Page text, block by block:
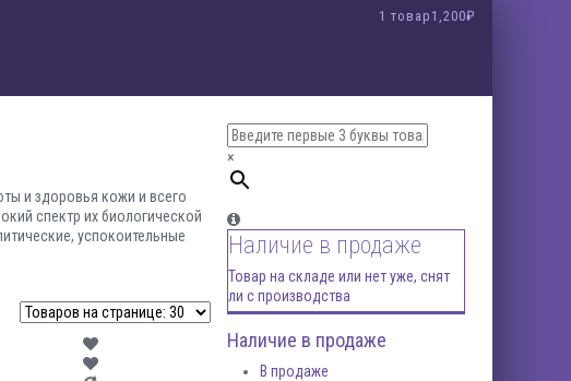
1 товар 1,200₽
и здоровья кожи и всего
спектр их биологической
успокоительные
×
Наличие в продаже
Товар на складе или нет уже, снят
ли с производства
Наличие в продаже
В продаже